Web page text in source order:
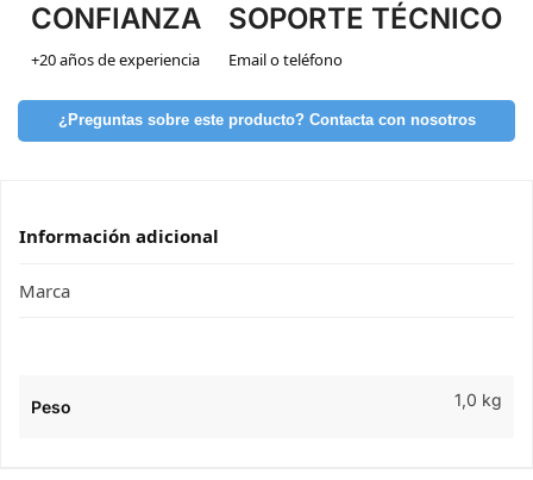
CONFIANZA
+20 años de experiencia
SOPORTE TÉCNICO
Email o teléfono
¿Preguntas sobre este producto? Contacta con nosotros
Información adicional
Marca
Peso 1,0 kg